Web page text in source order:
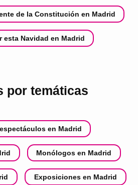
de la Constitución en Madrid
esta Navidad en Madrid
por temáticas
en Madrid
Monólogos en Madrid
Exposiciones en Madrid